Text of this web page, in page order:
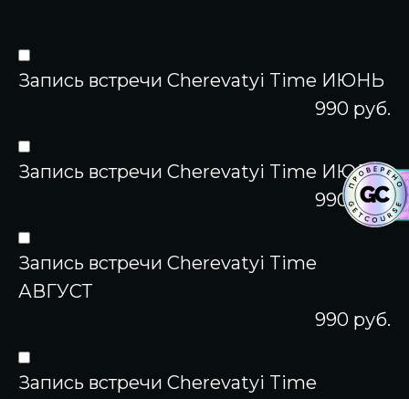
Запись встречи Cherevatyi Time ИЮНЬ
990 руб.
Запись встречи Cherevatyi Time ИЮЛЬ
990 руб.
Запись встречи Cherevatyi Time
АВГУСТ
990 руб.
Запись встречи Cherevatyi Time